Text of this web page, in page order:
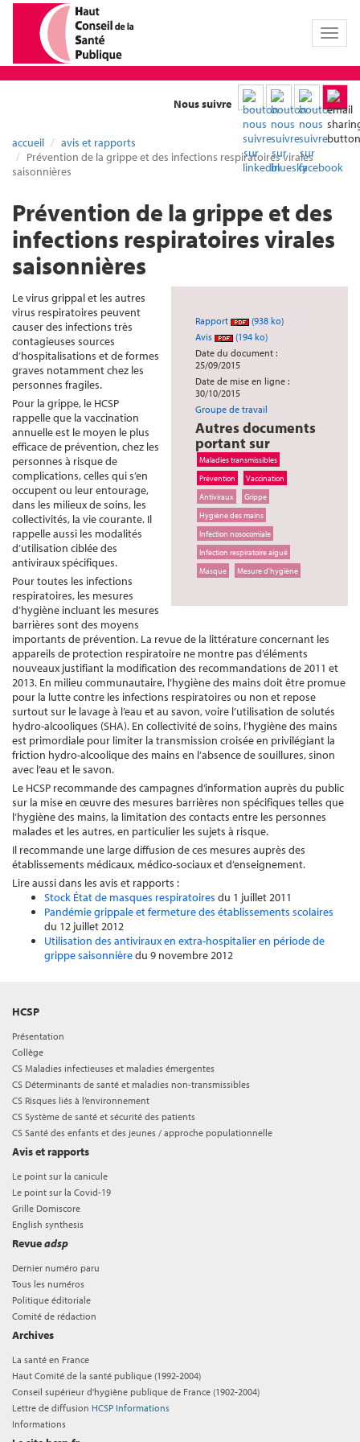
Toggle
Nous suivre
accueil
avis et rapports
Prévention de la grippe et des infections respiratoires virales
saisonnières
Prévention de la grippe et des
infections respiratoires virales
saisonnières
Rapport
(938 ko)
Avis
(194 ko)
Date du document :
25/09/2015
Date de mise en ligne :
30/10/2015
Groupe de travail
Autres documents
portant sur
Maladies transmissibles
Prévention
Vaccination
Antiviraux
Grippe
Hygiène des mains
Infection nosocomiale
Infection respiratoire aiguë
Masque
Mesure d'hygiène
Le virus grippal et les autres
virus respiratoires peuvent
causer des infections très
contagieuses sources
d’hospitalisations et de formes
graves notamment chez les
personnes fragiles.
Pour la grippe, le HCSP
rappelle que la vaccination
annuelle est le moyen le plus
efficace de prévention, chez les
personnes à risque de
complications, celles qui s’en
occupent ou leur entourage,
dans les milieux de soins, les
collectivités, la vie courante. Il
rappelle aussi les modalités
d’utilisation ciblée des
antiviraux spécifiques.
Pour toutes les infections
respiratoires, les mesures
d’hygiène incluant les mesures
barrières sont des moyens
importants de prévention. La revue de la littérature concernant les
appareils de protection respiratoire ne montre pas d’éléments
nouveaux justifiant la modification des recommandations de 2011 et
2013. En milieu communautaire, l’hygiène des mains doit être promue
pour la lutte contre les infections respiratoires ou non et repose
surtout sur le lavage à l’eau et au savon, voire l’utilisation de solutés
hydro-alcooliques (SHA). En collectivité de soins, l’hygiène des mains
est primordiale pour limiter la transmission croisée en privilégiant la
friction hydro-alcoolique des mains en l’absence de souillures, sinon
avec l’eau et le savon.
Le HCSP recommande des campagnes d’information auprès du public
sur la mise en œuvre des mesures barrières non spécifiques telles que
l’hygiène des mains, la limitation des contacts entre les personnes
malades et les autres, en particulier les sujets à risque.
Il recommande une large diffusion de ces mesures auprès des
établissements médicaux, médico-sociaux et d’enseignement.
Lire aussi dans les avis et rapports :
Stock État de masques respiratoires du 1 juillet 2011
Pandémie grippale et fermeture des établissements scolaires
du 12 juillet 2012
Utilisation des antiviraux en extra-hospitalier en période de
grippe saisonnièredu 9 novembre 2012
HCSP
Présentation
Collège
CS Maladies infectieuses et maladies émergentes
CS Déterminants de santé et maladies non-transmissibles
CS Risques liés à l’environnement
CS Système de santé et sécurité des patients
CS Santé des enfants et des jeunes / approche populationnelle
Avis et rapports
Le point sur la canicule
Le point sur la Covid-19
Grille Domiscore
English synthesis
Revueadsp
Dernier numéro paru
Tous les numéros
Politique éditoriale
Comité de rédaction
Archives
La santé en France
Haut Comité de la santé publique (1992-2004)
Conseil supérieur d'hygiène publique de France (1902-2004)
Lettre de diffusion HCSP Informations
Informations